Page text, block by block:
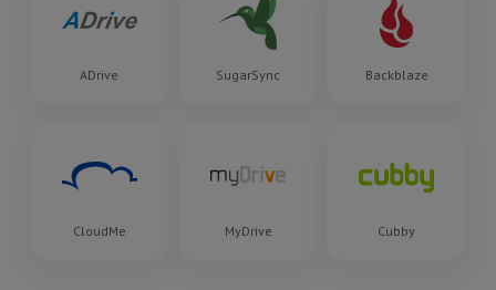
ADrive SugarSync Backblaze
CloudMe MyDrive Cubby